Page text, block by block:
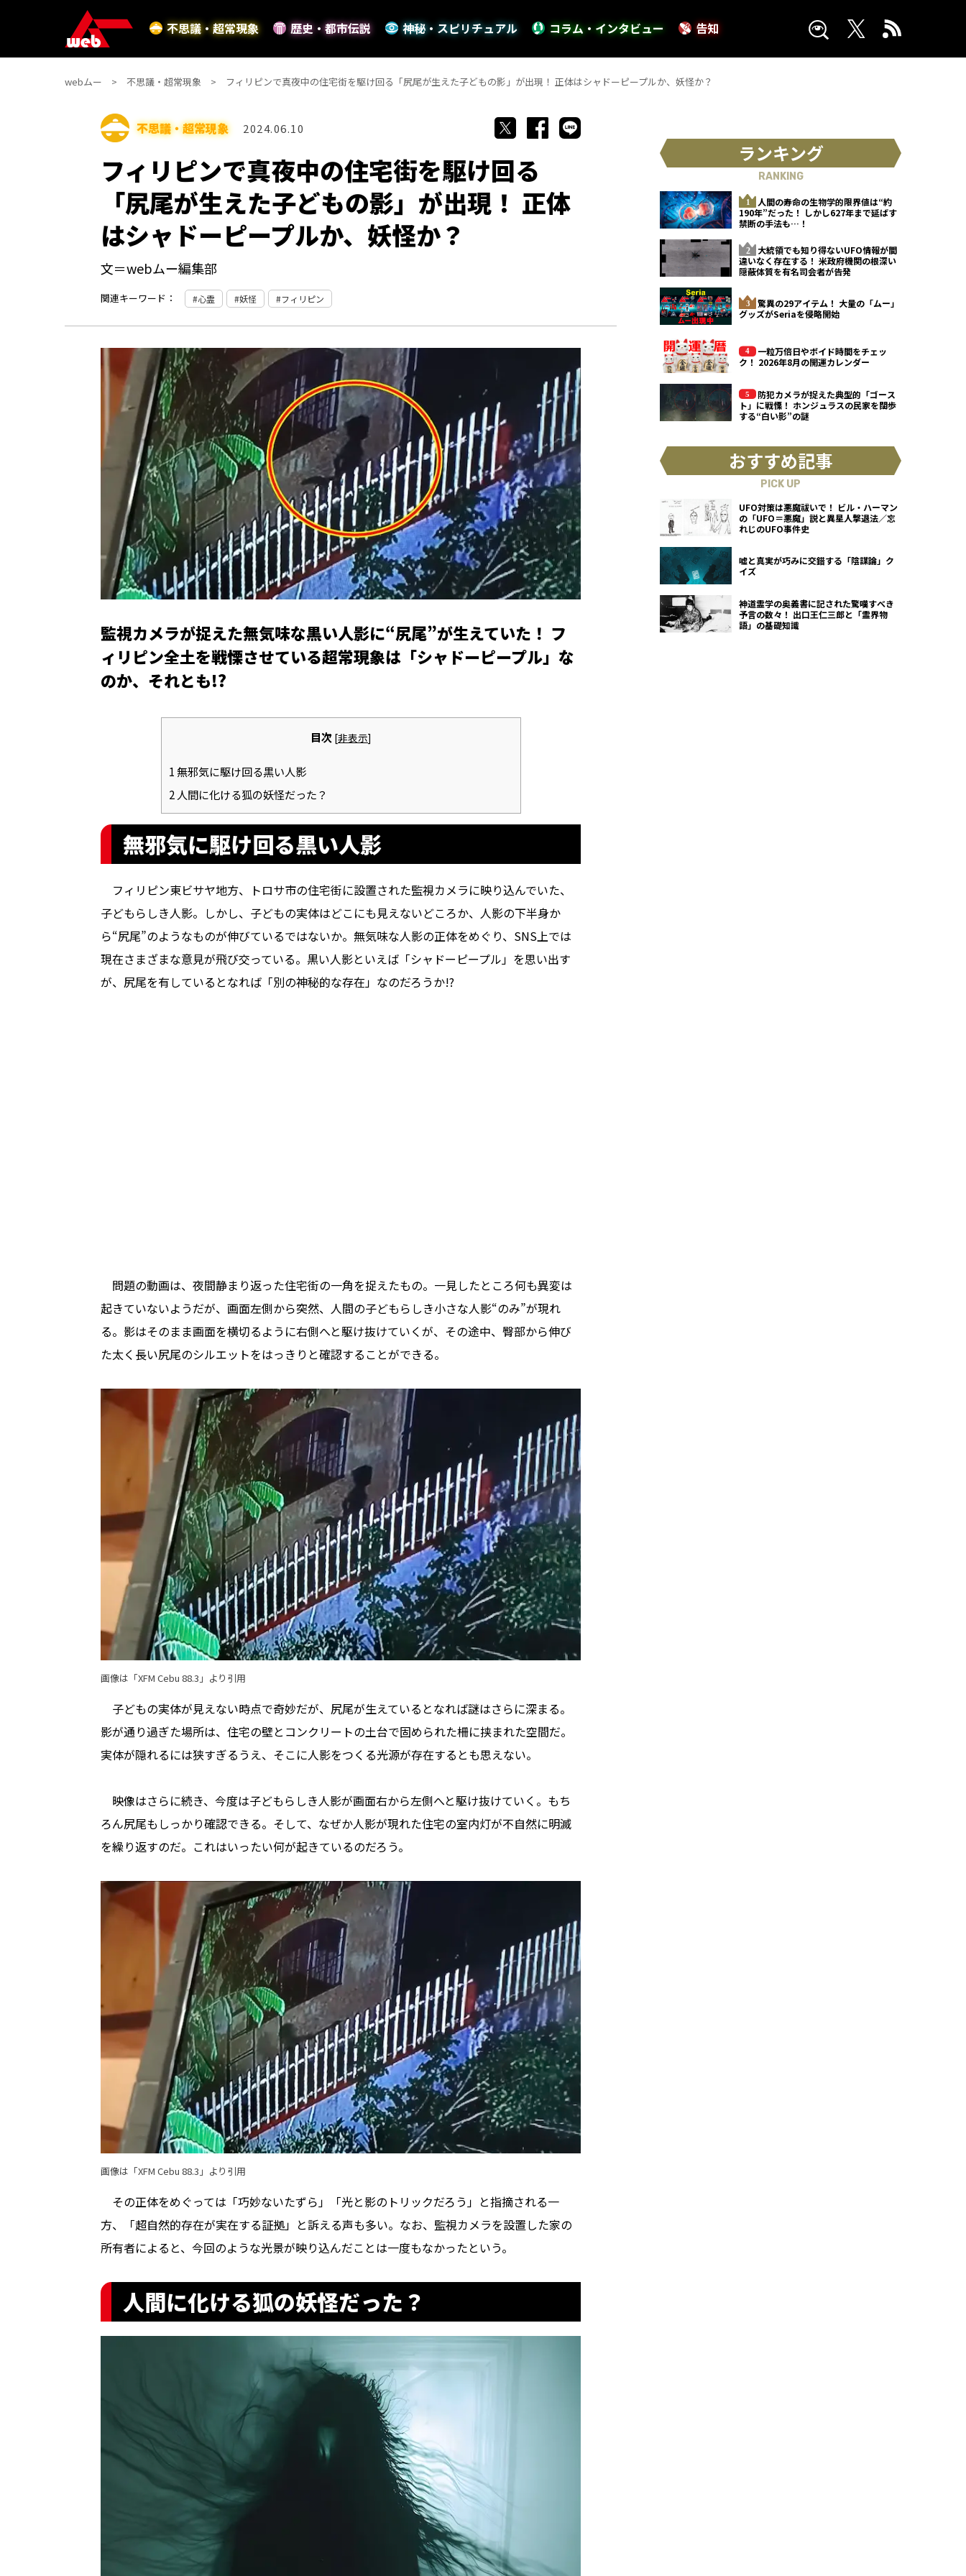
不思議・超常現象 歴史・都市伝説 神秘・スピリチュアル コラム・インタビュー 告知
webムー 不思議・超常現象 フィリピンで真夜中の住宅街を駆け回る「尻尾が生えた子どもの影」が出現！ 正体はシャドーピープルか、妖怪か？
不思議・超常現象 2024.06.10
フィリピンで真夜中の住宅街を駆け回る
「尻尾が生えた子どもの影」が出現！ 正体
はシャドーピープルか、妖怪か？
文＝webムー編集部
関連キーワード： 心霊 妖怪 フィリピン
監視カメラが捉えた無気味な黒い人影に“尻尾”が生えていた！ フ
ィリピン全土を戦慄させている超常現象は「シャドーピープル」な
のか、それとも――!?
目次 [非表示]
1無邪気に駆け回る黒い人影
2人間に化ける狐の妖怪だった？
無邪気に駆け回る黒い人影
フィリピン東ビサヤ地方、トロサ市の住宅街に設置された監視カメラに映り込んでいた、
子どもらしき人影。しかし、子どもの実体はどこにも見えないどころか、人影の下半身か
ら“尻尾”のようなものが伸びているではないか。無気味な人影の正体をめぐり、SNS上では
現在さまざまな意見が飛び交っている。黒い人影といえば「シャドーピープル」を思い出す
が、尻尾を有しているとなれば「別の神秘的な存在」なのだろうか――!?
問題の動画は、夜間静まり返った住宅街の一角を捉えたもの。一見したところ何も異変は
起きていないようだが、画面左側から突然、人間の子どもらしき小さな人影“のみ”が現れ
る。影はそのまま画面を横切るように右側へと駆け抜けていくが、その途中、臀部から伸び
た太く長い尻尾のシルエットをはっきりと確認することができる。
画像は「XFM Cebu 88.3 」より引用
子どもの実体が見えない時点で奇妙だが、尻尾が生えているとなれば謎はさらに深まる。
影が通り過ぎた場所は、住宅の壁とコンクリートの土台で固められた柵に挟まれた空間だ。
実体が隠れるには狭すぎるうえ、そこに人影をつくる光源が存在するとも思えない。
映像はさらに続き、今度は子どもらしき人影が画面右から左側へと駆け抜けていく。もち
ろん尻尾もしっかり確認できる。そして、なぜか人影が現れた住宅の室内灯が不自然に明滅
を繰り返すのだ。これはいったい何が起きているのだろう。
画像は「XFM Cebu 88.3 」より引用
その正体をめぐっては「巧妙ないたずら」「光と影のトリックだろう」と指摘される一
方、「超自然的存在が実在する証拠」と訴える声も多い。なお、監視カメラを設置した家の
所有者によると、今回のような光景が映り込んだことは一度もなかったという。
人間に化ける狐の妖怪だった？
ランキング
RANKING
人間の寿命の生物学的限界値は“約
190年”だった！ しかし627年まで延ばす
禁断の手法も…！
大統領でも知り得ないUFO情報が間
違いなく存在する！ 米政府機関の根深い
隠蔽体質を有名司会者が告発
驚異の29アイテム！ 大量の「ムー」
グッズがSeriaを侵略開始
一粒万倍日やボイド時間をチェッ
ク！ 2026年8月の開運カレンダー
防犯カメラが捉えた典型的「ゴース
ト」に戦慄！ ホンジュラスの民家を闊歩
する“白い影”の謎
おすすめ記事
PICK UP
UFO対策は悪魔祓いで！ ビル・ハーマン
の「UFO＝悪魔」説と異星人撃退法／忘
れじのUFO事件史
嘘と真実が巧みに交錯する「陰謀論」ク
イズ
神道霊学の奥義書に記された驚嘆すべき
予言の数々！ 出口王仁三郎と「霊界物
語」の基礎知識